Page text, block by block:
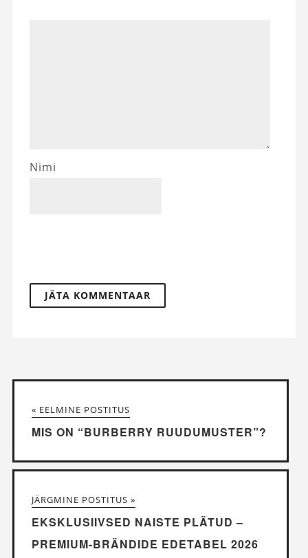
Nimi
« EELMINE POSTITUS
MIS ON “BURBERRY RUUDUMUSTER”?
JÄRGMINE POSTITUS »
EKSKLUSIIVSED NAISTE PLÄTUD –
PREMIUM-BRÄNDIDE EDETABEL 2026